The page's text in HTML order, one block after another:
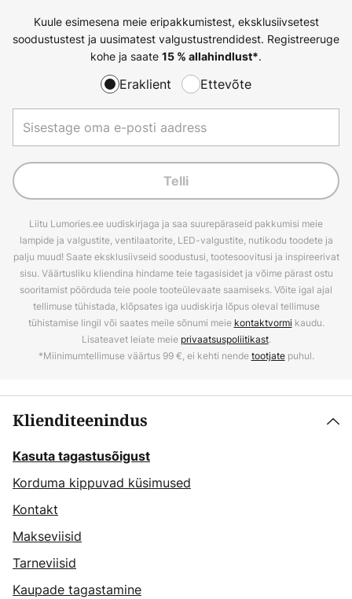
Kuule esimesena meie eripakkumistest, eksklusiivsetest
soodustustest ja uusimatest valgustustrendidest. Registreeruge
kohe ja saate 15 % allahindlust*.
Eraklient Ettevõte
Telli
Liitu Lumories.ee uudiskirjaga ja saa suurepäraseid pakkumisi meie
lampide ja valgustite, ventilaatorite, LED-valgustite, nutikodu toodete ja
palju muud! Saate eksklusiivseid soodustusi, tootesoovitusi ja inspireerivat
sisu. Väärtusliku kliendina hindame teie tagasisidet ja võime pärast ostu
sooritamist pöörduda teie poole tooteülevaate saamiseks. Võite igal ajal
tellimuse tühistada, klõpsates iga uudiskirja lõpus oleval tellimuse
tühistamise lingil või saates meile sõnumi meie kontaktvormi kaudu.
Lisateavet leiate meie privaatsuspoliitikast.
*Miinimumtellimuse väärtus 99 €, ei kehti nendetootjatepuhul.
Klienditeenindus
Kasuta tagastusõigust
Korduma kippuvad küsimused
Kontakt
Makseviisid
Tarneviisid
Kaupade tagastamine